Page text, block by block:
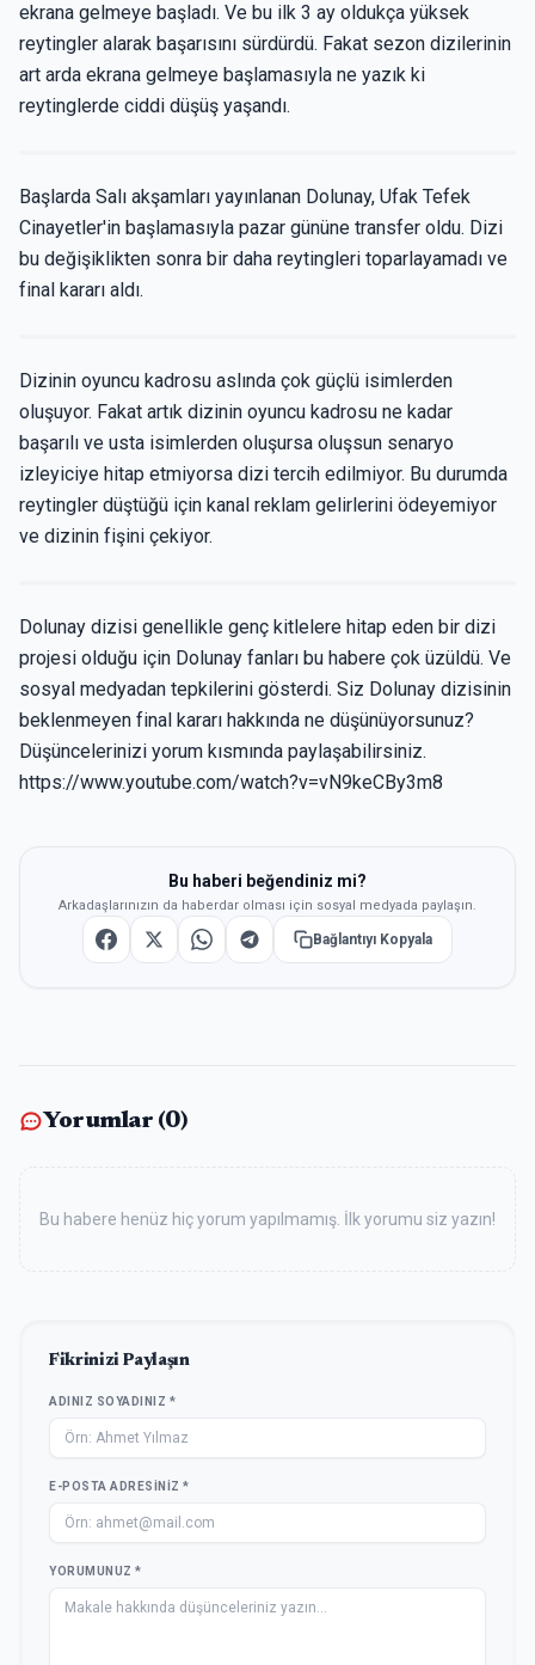
ekrana gelmeye başladı. Ve bu ilk 3 ay oldukça yüksek
reytingler alarak başarısını sürdürdü. Fakat sezon dizilerinin
art arda ekrana gelmeye başlamasıyla ne yazık ki
reytinglerde ciddi düşüş yaşandı.
Başlarda Salı akşamları yayınlanan Dolunay, Ufak Tefek
Cinayetler'in başlamasıyla pazar gününe transfer oldu. Dizi
bu değişiklikten sonra bir daha reytingleri toparlayamadı ve
final kararı aldı.
Dizinin oyuncu kadrosu aslında çok güçlü isimlerden
oluşuyor. Fakat artık dizinin oyuncu kadrosu ne kadar
başarılı ve usta isimlerden oluşursa oluşsun senaryo
izleyiciye hitap etmiyorsa dizi tercih edilmiyor. Bu durumda
reytingler düştüğü için kanal reklam gelirlerini ödeyemiyor
ve dizinin fişini çekiyor.
Dolunay dizisi genellikle genç kitlelere hitap eden bir dizi
projesi olduğu için Dolunay fanları bu habere çok üzüldü. Ve
sosyal medyadan tepkilerini gösterdi. Siz Dolunay dizisinin
beklenmeyen final kararı hakkında ne düşünüyorsunuz?
Düşüncelerinizi yorum kısmında paylaşabilirsiniz.
https://www.youtube.com/watch?v=vN9keCBy3m8
Bu haberi beğendiniz mi?
Arkadaşlarınızın da haberdar olması için sosyal medyada paylaşın.
Bağlantıyı Kopyala
Yorumlar (0)
Bu habere henüz hiç yorum yapılmamış. İlk yorumu siz yazın!
Fikrinizi Paylaşın
ADINIZ SOYADINIZ *
E-POSTA ADRESINIZ *
YORUMUNUZ *